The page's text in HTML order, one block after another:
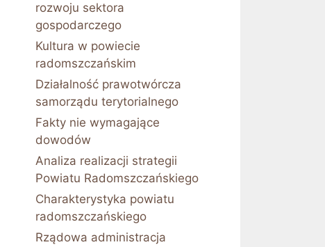
rozwoju sektora
gospodarczego
Kultura w powiecie
radomszczańskim
Działalność prawotwórcza
samorządu terytorialnego
Fakty nie wymagające
dowodów
Analiza realizacji strategii
Powiatu Radomszczańskiego
Charakterystyka powiatu
radomszczańskiego
Rządowa administracja